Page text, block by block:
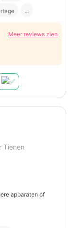
...
Meer reviews zien
Tienen
apparaten of